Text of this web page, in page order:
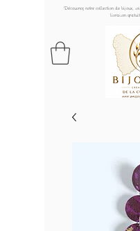
Découvrez notre collection de bijoux,
livraison